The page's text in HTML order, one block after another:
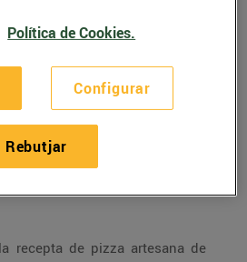
pizza
de productes
recepta de pizza artesana de
Política de Cookies.
Configurar
Rebutjar